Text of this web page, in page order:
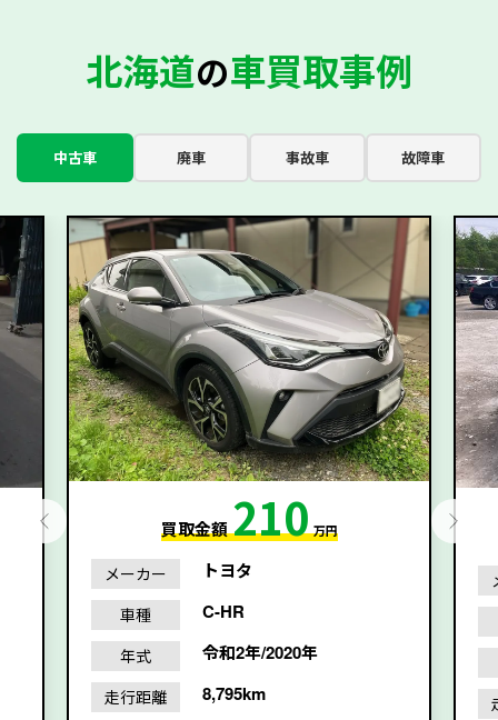
北海道の車買取事例
中古車 廃車 事故車 故障車
買取金額210 万円
メーカー トヨタ
車種 C-HR
年式 令和2年/2020年
走行距離 8,795km